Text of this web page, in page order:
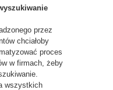
przez
chciałoby
proces
w firmach, żeby
wszystkich